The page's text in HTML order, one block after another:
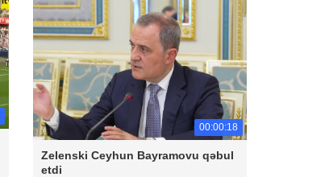
00:00:18
Zelenski Ceyhun Bayramovu qəbul
etdi